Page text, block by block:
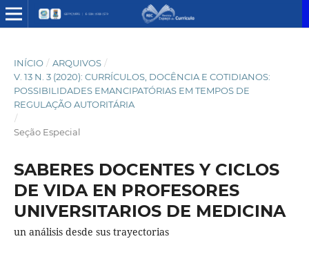
INÍCIO / ARQUIVOS /
V. 13 N. 3 (2020): CURRÍCULOS, DOCÊNCIA E COTIDIANOS:
POSSIBILIDADES EMANCIPATÓRIAS EM TEMPOS DE
REGULAÇÃO AUTORITÁRIA
/
Seção Especial
SABERES DOCENTES Y CICLOS
DE VIDA EN PROFESORES
UNIVERSITARIOS DE MEDICINA
un análisis desde sus trayectorias